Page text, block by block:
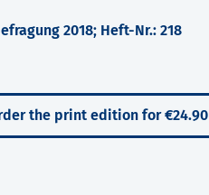
2018; Heft-Nr.: 218
the print edition for €24.90